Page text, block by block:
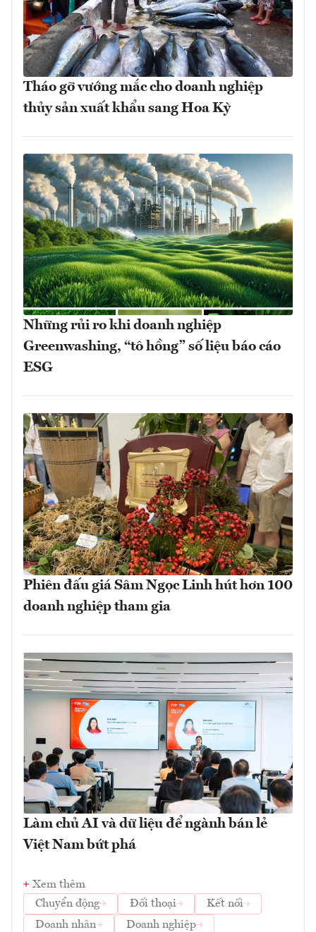
Tháo gỡ vướng mắc cho doanh nghiệp
thủy sản xuất khẩu sang Hoa Kỳ
Những rủi ro khi doanh nghiệp
Greenwashing, “tô hồng” số liệu báo cáo
ESG
Phiên đấu giá Sâm Ngọc Linh hút hơn 100
doanh nghiệp tham gia
Làm chủ AI và dữ liệu để ngành bán lẻ
Việt Nam bứt phá
Xem thêm
Chuyển động
Đối thoại
Kết nối
Doanh nhân
Doanh nghiệp